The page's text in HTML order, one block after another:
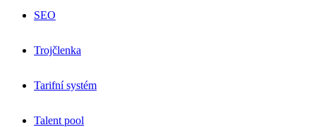
SEO
Trojčlenka
Tarifní systém
Talent pool